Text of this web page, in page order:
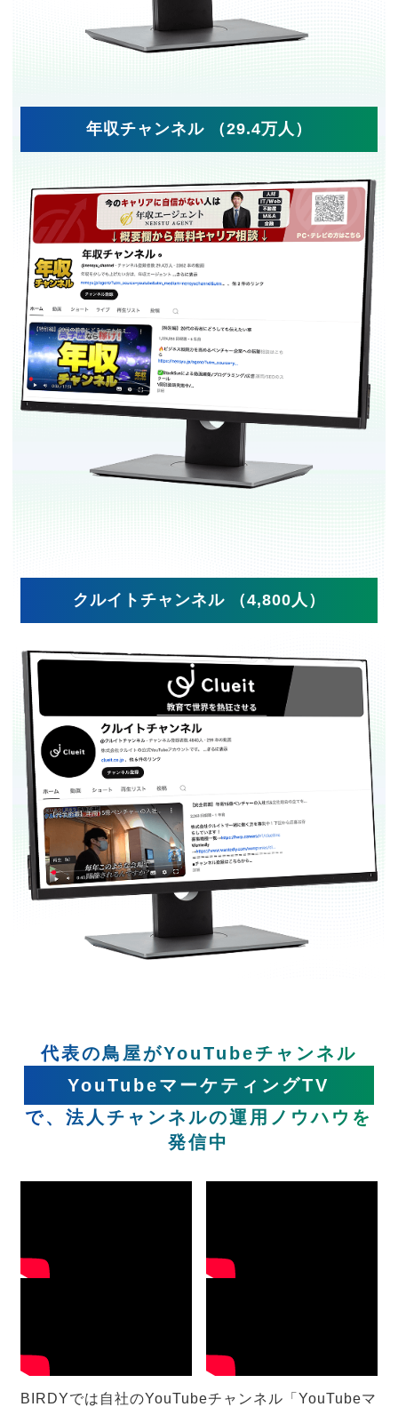
年収チャンネル （29.4万人）
クルイトチャンネル （4,800人）
代表の鳥屋がYouTubeチャンネル
YouTubeマーケティングTV
で、法人チャンネルの運用ノウハウを
発信中
BIRDYでは自社のYouTubeチャンネル「YouTubeマ